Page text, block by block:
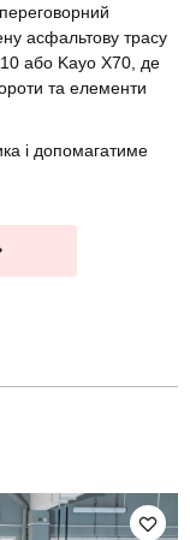
асфальтову трасу
або Kayo X70, де
та елементи
і допомагатиме